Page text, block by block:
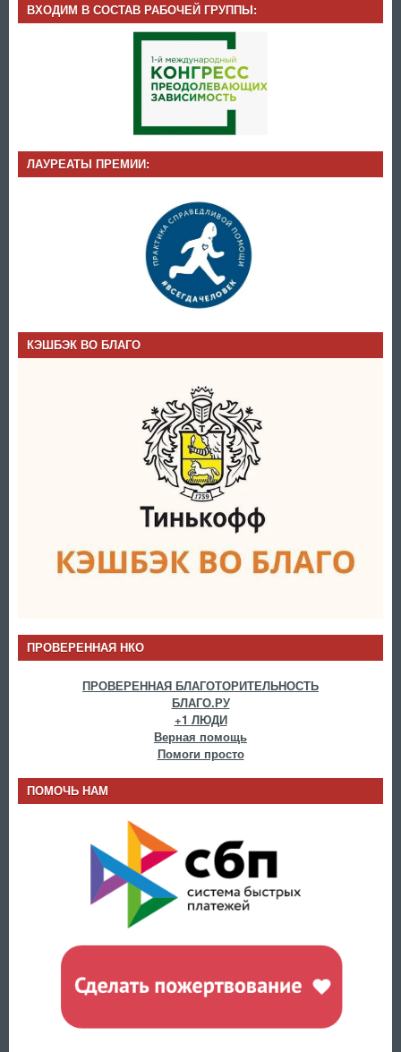
ВХОДИМ В СОСТАВ РАБОЧЕЙ ГРУППЫ:
ЛАУРЕАТЫ ПРЕМИИ:
КЭШБЭК ВО БЛАГО
ПРОВЕРЕННАЯ НКО
ПРОВЕРЕННАЯ БЛАГОТОРИТЕЛЬНОСТЬ
БЛАГО.РУ
+1 ЛЮДИ
Верная помощь
Помоги просто
ПОМОЧЬ НАМ